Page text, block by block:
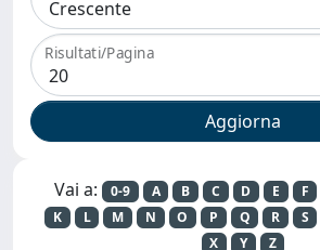
Risultati/Pagina
Vai a: 0-9 A B C D E F
K
L M N O P Q R S
X
Y Z